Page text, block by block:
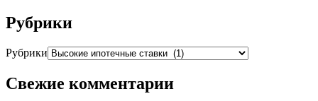
Рубрики
Рубрики
Свежие комментарии